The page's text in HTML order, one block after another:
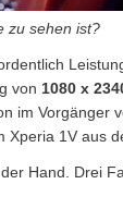
zu sehen ist?
ordentlich
von 1080 x
im Vorgänger
1V aus
Hand. Drei